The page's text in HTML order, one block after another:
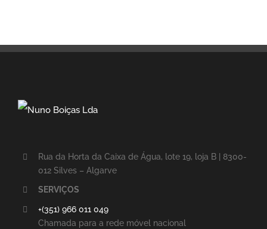
Rua da Horta da Caixa de Água, lote 19, loja B | 8300-
012 Silves – Algarve
SERVIÇOS
+(351) 966 011 049
Chamada para a rede móvel nacional